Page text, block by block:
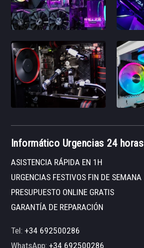
Informático Urgencias 24 horas
ASISTENCIA RÁPIDA EN 1H
URGENCIAS FESTIVOS FIN DE SEMANA
PRESUPUESTO ONLINE GRATIS
GARANTÍA DE REPARACIÓN
Tel:+34 692500286
WhatsApp:+34 692500286